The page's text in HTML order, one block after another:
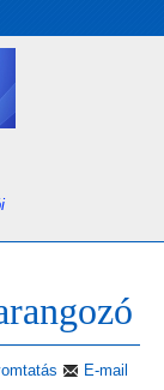
E-mail